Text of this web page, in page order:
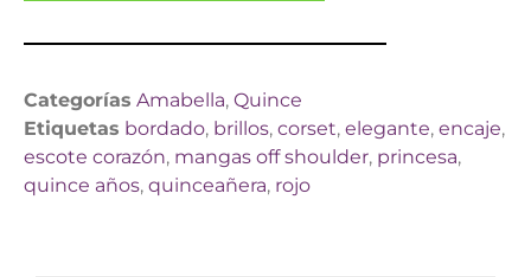
Categorías Amabella, Quince
Etiquetas bordado, brillos, corset, elegante, encaje,
escote corazón, mangas off shoulder, princesa,
quince años, quinceañera, rojo